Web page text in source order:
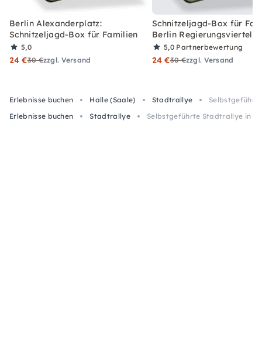
Berlin Alexanderplatz:
Schnitzeljagd-Box für Familien
5,0
24 €30 €zzgl. Versand
Schnitzeljagd-Box für
Berlin Regierungsviertel
5,0 Partnerbewertung
24 €30 €zzgl. Versand
Erlebnisse buchen Halle (Saale) Stadtrallye
Erlebnisse buchen
Stadtrallye Selbstgeführte Stadtrallye in